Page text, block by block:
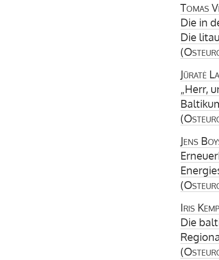
Tomas
Die in
Die
(
Jūratė
„Herr,
(
Jens
(
Iris
Die
(